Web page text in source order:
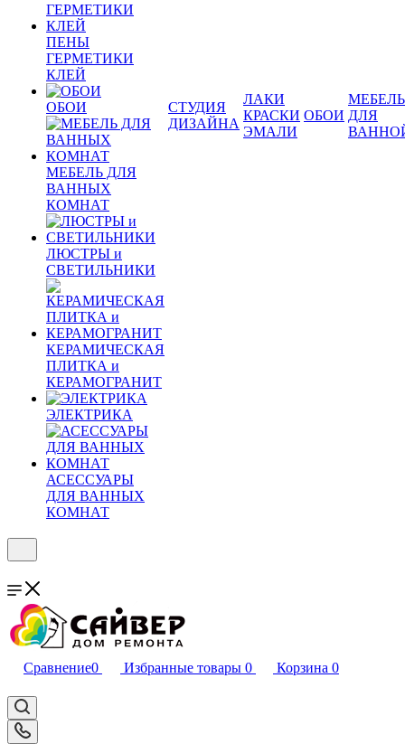
ПЕНЫ
ГЕРМЕТИКИ
КЛЕЙ
ОБОИ
МЕБЕЛЬ ДЛЯ
ВАННЫХ
КОМНАТ
ЛЮСТРЫ и
СВЕТИЛЬНИКИ
КЕРАМИЧЕСКАЯ
ПЛИТКА и
КЕРАМОГРАНИТ
ЭЛЕКТРИКА
АСЕССУАРЫ
ДЛЯ ВАННЫХ
КОМНАТ
СТУДИЯ
ДИЗАЙНА
ЛАКИ
КРАСКИ
ЭМАЛИ
ОБОИ
МЕБЕЛЬ
ДЛЯ
Сравнение0 Избранные товары 0 Корзина 0